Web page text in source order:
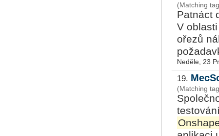
(Matching
Patnáct
V
ořezů
Neděle, 23
19.
(Matching